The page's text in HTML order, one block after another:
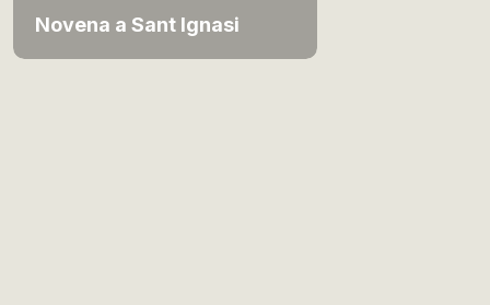
Novena a Sant Ignasi